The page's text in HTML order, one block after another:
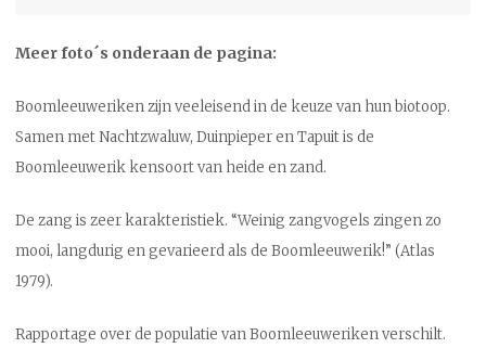
Meer foto´s onderaan de pagina:
Boomleeuweriken zijn veeleisend in de keuze van hun biotoop.
Samen met Nachtzwaluw, Duinpieper en Tapuit is de
Boomleeuwerik kensoort van heide en zand.
De zang is zeer karakteristiek. “Weinig zangvogels zingen zo
mooi, langdurig en gevarieerd als de Boomleeuwerik!” (Atlas
1979).
Rapportage over de populatie van Boomleeuweriken verschilt.